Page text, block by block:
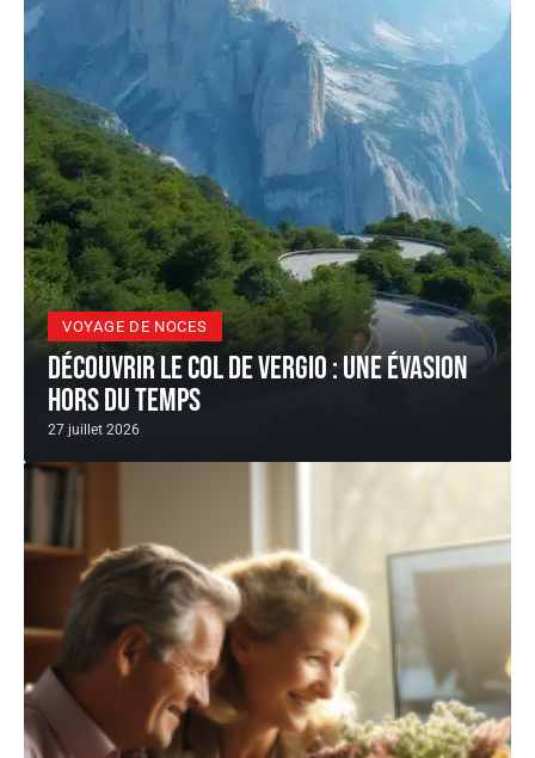
VOYAGE DE NOCES
Découvrir le col de Vergio : une évasion
hors du temps
27 juillet 2026